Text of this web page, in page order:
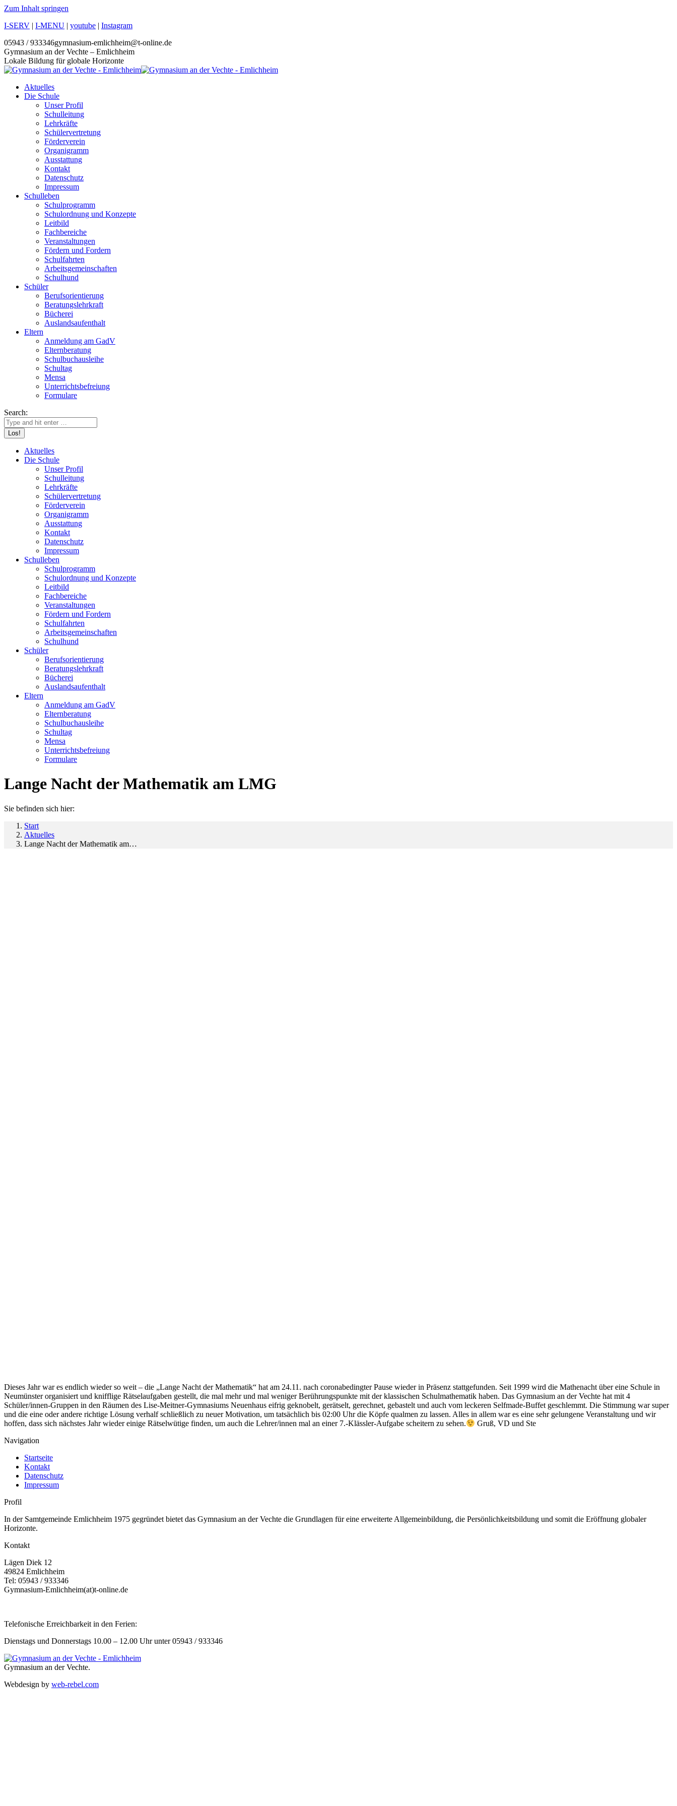
Zum Inhalt springen
I-SERV | I-MENU | youtube | Instagram
05943 / 933346gymnasium-emlichheim@t-online.de
Gymnasium an der Vechte – Emlichheim
Lokale Bildung für globale Horizonte
Aktuelles
Die Schule
Unser Profil
Schulleitung
Lehrkräfte
Schülervertretung
Förderverein
Organigramm
Ausstattung
Kontakt
Datenschutz
Impressum
Schulleben
Schulprogramm
Schulordnung und Konzepte
Leitbild
Fachbereiche
Veranstaltungen
Fördern und Fordern
Schulfahrten
Arbeitsgemeinschaften
Schulhund
Schüler
Berufsorientierung
Beratungslehrkraft
Bücherei
Auslandsaufenthalt
Eltern
Anmeldung am GadV
Elternberatung
Schulbuchausleihe
Schultag
Mensa
Unterrichtsbefreiung
Formulare
Search:
Aktuelles
Die Schule
Unser Profil
Schulleitung
Lehrkräfte
Schülervertretung
Förderverein
Organigramm
Ausstattung
Kontakt
Datenschutz
Impressum
Schulleben
Schulprogramm
Schulordnung und Konzepte
Leitbild
Fachbereiche
Veranstaltungen
Fördern und Fordern
Schulfahrten
Arbeitsgemeinschaften
Schulhund
Schüler
Berufsorientierung
Beratungslehrkraft
Bücherei
Auslandsaufenthalt
Eltern
Anmeldung am GadV
Elternberatung
Schulbuchausleihe
Schultag
Mensa
Unterrichtsbefreiung
Formulare
Lange Nacht der Mathematik am LMG
Sie befinden sich hier:
Start
Aktuelles
Lange Nacht der Mathematik am…
Dieses Jahr war es endlich wieder so weit – die „Lange Nacht der Mathematik“ hat am 24.11. nach coronabedingter Pause wieder in Präsenz stattgefunden. Seit 1999 wird die Mathenacht über eine Schule in
Neumünster organisiert und knifflige Rätselaufgaben gestellt, die mal mehr und mal weniger Berührungspunkte mit der klassischen Schulmathematik haben. Das Gymnasium an der Vechte hat mit 4
Schüler/innen-Gruppen in den Räumen des Lise-Meitner-Gymnasiums Neuenhaus eifrig geknobelt, gerätselt, gerechnet, gebastelt und auch vom leckeren Selfmade-Buffet geschlemmt. Die Stimmung war super
und die eine oder andere richtige Lösung verhalf schließlich zu neuer Motivation, um tatsächlich bis 02:00 Uhr die Köpfe qualmen zu lassen. Alles in allem war es eine sehr gelungene Veranstaltung und wir
hoffen, dass sich nächstes Jahr wieder einige Rätselwütige finden, um auch die Lehrer/innen mal an einer 7.-Klässler-Aufgabe scheitern zu sehen.
Gruß, VD und Ste
Navigation
Startseite
Kontakt
Datenschutz
Impressum
Profil
In der Samtgemeinde Emlichheim 1975 gegründet bietet das Gymnasium an der Vechte die Grundlagen für eine erweiterte Allgemeinbildung, die Persönlichkeitsbildung und somit die Eröffnung globaler
Horizonte.
Kontakt
Lägen Diek 12
49824 Emlichheim
Tel: 05943 / 933346
Gymnasium-Emlichheim(at)t-online.de
Telefonische Erreichbarkeit in den Ferien:
Dienstags und Donnerstags 10.00 – 12.00 Uhr unter 05943 / 933346
Gymnasium an der Vechte.
Webdesign by web-rebel.com